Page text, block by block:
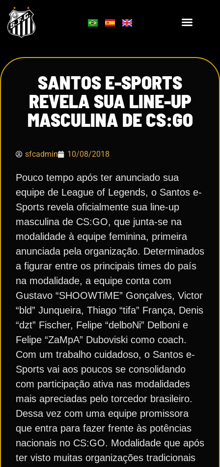
SANTOS E-SPORTS
REVELA SUA LINE-UP
MASCULINA DE CS:GO
sfcadmin 10/08/2018
Pouco tempo após ter anunciado sua
equipe de League of Legends, o Santos e-
Sports revela oficialmente sua line-up
masculina de CS:GO, que junta-se na
modalidade à equipe feminina, primeira
anunciada pela organização. Determinados
a figurar entre os principais times do país
na modalidade, a equipe conta com
Gustavo “SHOOWTiME” Gonçalves, Victor
“bld” Junqueira, Thiago “tifa” França, Denis
“dzt” Fischer, Felipe “delboNi” Delboni e
Felipe “ZaMpA” Duboviski como coach.
Com um trabalho cuidadoso, o Santos e-
Sports vai aos poucos se consolidando
com participação ativa nas modalidades
mais apreciadas pelo torcedor brasileiro.
Dessa vez com uma equipe promissora
que entra para fazer frente às potências
nacionais no CS:GO. Modalidade que após
ter visto muitas organizações tradicionais